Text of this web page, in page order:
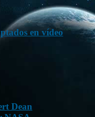
en vídeo
Dean